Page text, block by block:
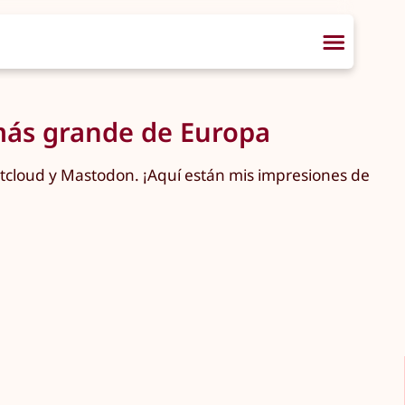
grande de Europa
y Mastodon. ¡Aquí están mis impresiones de